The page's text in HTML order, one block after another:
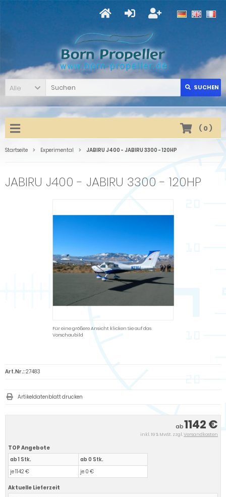
Alle SUCHEN
( 0)
Startseite Experimental JABIRU J400 - JABIRU 3300 - 120HP
JABIRU J400 - JABIRU 3300 - 120HP
Für eine größere Ansicht klicken Sie auf das
Vorschaubild
ab1142 €
inkl. 19 % MwSt. zzgl.Versandkosten
TOP Angebote
ab 1 Stk.
je 1142 €
ab 0 Stk.
je 0 €
Aktuelle Lieferzeit
Art.Nr.: 27483
Artikeldatenblatt drucken